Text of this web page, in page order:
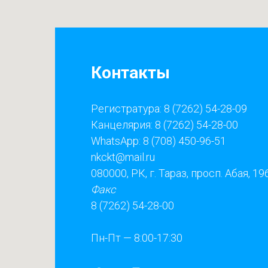
Контакты
Регистратура: 8 (7262) 54-28-09
Канцелярия: 8 (7262) 54-28-00
WhatsApp: 8 (708) 450-96-51
nkckt@mail.ru
080000, РК, г. Тараз, просп. Абая,
Факс
8 (7262) 54-28-00
Пн-Пт — 8:00-17:30